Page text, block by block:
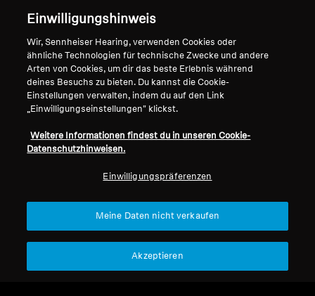
Vertrag widerrufen
Globale Datenschutzrichtlinie
Allgemeine
Online-Verkäufe an Verbraucher
Offenlegung von Schwachstellen
Über uns
Karriere bei Sonova
Markenbotschafter
Impressum Cookie-Einstellungen
Einwilligungshinweis
Wir, Sennheiser Hearing, verwenden Cookies oder
ähnliche Technologien für technische Zwecke und andere
Arten von Cookies, um dir das beste Erlebnis während
deines Besuchs zu bieten. Du kannst die Cookie-
Einstellungen verwalten, indem du auf den Link
„Einwilligungseinstellungen" klickst.
Weitere Informationen findest du in unseren Cookie-
Datenschutzhinweisen.
Einwilligungspräferenzen
Meine Daten nicht verkaufen
Akzeptieren